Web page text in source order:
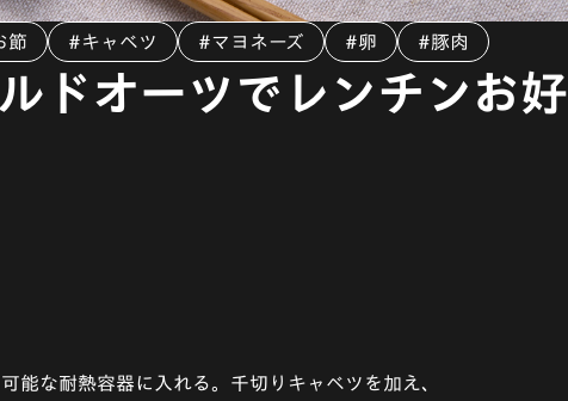
節 #キャベツ #マヨネーズ #卵 #豚肉
ドオーツでレンチンお好
能な耐熱容器に入れる。千切りキャベツを加え、